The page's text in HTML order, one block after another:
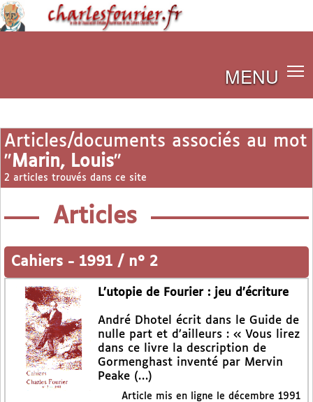
MENU
Articles/documents associés au mot
"Marin, Louis"
2 articles trouvés dans ce site
Articles
Cahiers - 1991 / n° 2
L’utopie de Fourier : jeu d’écriture
André Dhotel écrit dans le Guide de
nulle part et d’ailleurs : « Vous lirez
dans ce livre la description de
Gormenghast inventé par Mervin
Peake (…)
Article mis en ligne le décembre 1991